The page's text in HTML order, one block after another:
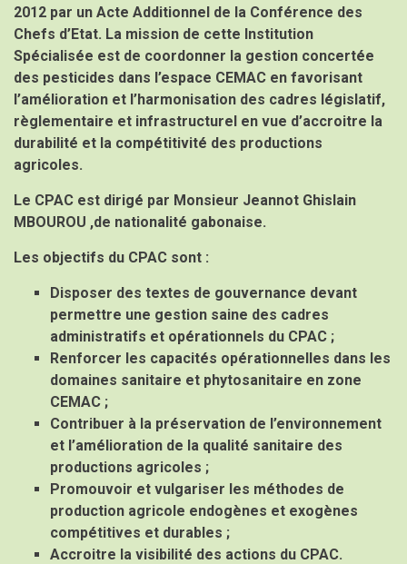
2012 par un Acte Additionnel de la Conférence des
Chefs d’Etat. La mission de cette Institution
Spécialisée est de coordonner la gestion concertée
des pesticides dans l’espace CEMAC en favorisant
l’amélioration et l’harmonisation des cadres législatif,
règlementaire et infrastructurel en vue d’accroitre la
durabilité et la compétitivité des productions
agricoles.
Le CPAC est dirigé par Monsieur Jeannot Ghislain
MBOUROU ,de nationalité gabonaise.
Les objectifs du CPAC sont :
Disposer des textes de gouvernance devant
permettre une gestion saine des cadres
administratifs et opérationnels du CPAC ;
Renforcer les capacités opérationnelles dans les
domaines sanitaire et phytosanitaire en zone
CEMAC ;
Contribuer à la préservation de l’environnement
et l’amélioration de la qualité sanitaire des
productions agricoles ;
Promouvoir et vulgariser les méthodes de
production agricole endogènes et exogènes
compétitives et durables ;
Accroitre la visibilité des actions du CPAC.